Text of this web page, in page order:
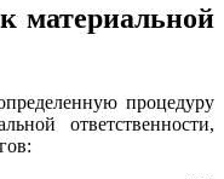
материальной
процедуру
ответственности,